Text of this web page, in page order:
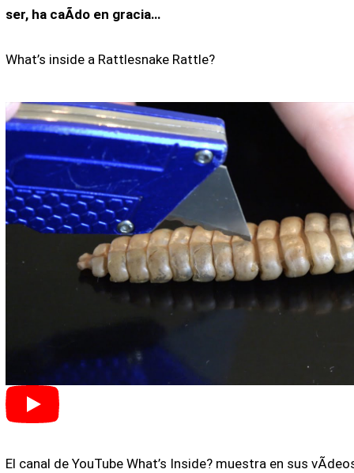
ser, ha caÃ­do en gracia…
What’s inside a Rattlesnake Rattle?
El canal de YouTube What’s Inside? muestra en sus